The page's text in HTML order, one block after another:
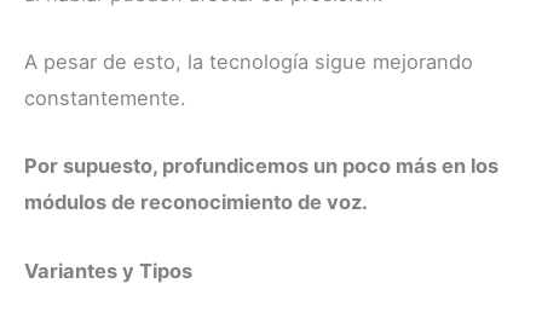
A pesar de esto, la tecnología sigue mejorando
constantemente.
Por supuesto, profundicemos un poco más en los
módulos de reconocimiento de voz.
Variantes y Tipos